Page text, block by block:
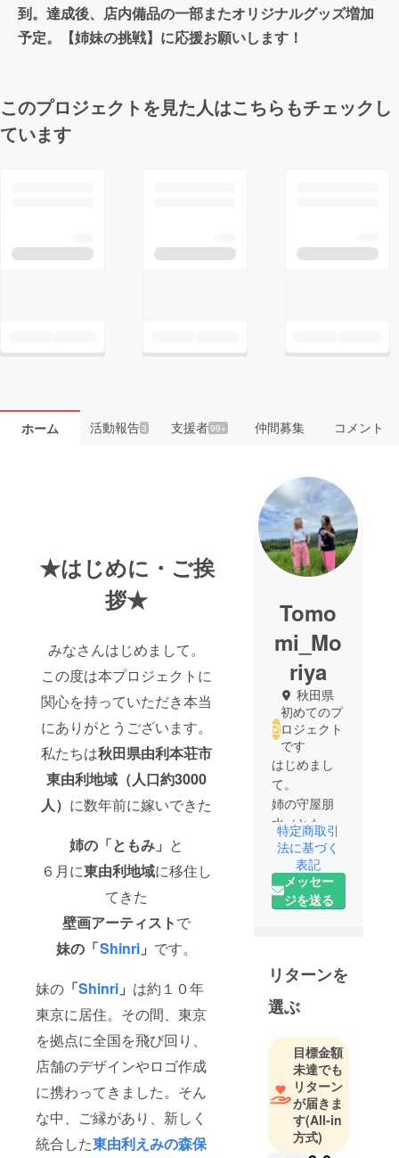
到。達成後、店内備品の一部またオリジナルグッズ増加
予定。【姉妹の挑戦】に応援お願いします！
このプロジェクトを見た人はこちらもチェックし
ています
ホーム 活動報告3 支援者99+ 仲間募集 コメント
★はじめに・ご挨
拶★
みなさんはじめまして。
この度は本プロジェクトに
関心を持っていただき本当
にありがとうございます。
私たちは秋田県由利本荘市
東由利地域（人口約3000
人） に数年前に嫁いできた
姉の 「ともみ」 と
６月に東由利地域に移住し
てきた
壁画アーティストで
妹の「Shinri 」 です。
妹の 「Shinri 」 は約１０年
東京に居住。その間、東京
を拠点に全国を飛び回り、
店舗のデザインやロゴ作成
に携わってきました。そん
な中、ご縁があり、新しく
統合した東由利えみの森保
Tomo
mi_Mo
riya
秋田県
初めてのプ
ロジェクト
です
はじめまし
て。
姉の守屋朋
水（とも
み）です。
プロジェク
ト初挑戦。
２人の挑戦
す。
特定商取引
法に基づく
表記
メッセー
ジを送る
リターンを
選ぶ
目標金額
未達でも
リターン
が届きま
す(All-in
方式)